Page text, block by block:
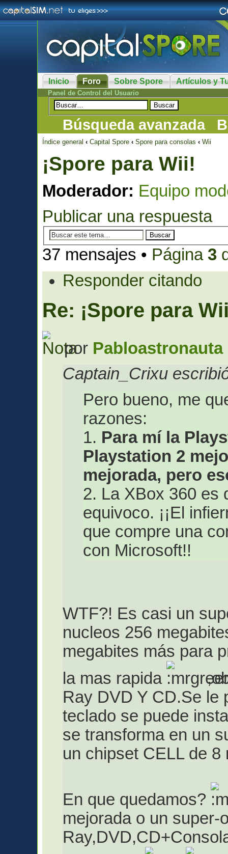
Inicio Foro Sobre Spore Artículos y
Panel de Control del Usuario
Búsqueda avanzada
Índice general ‹ Capital Spore ‹ Spore para consolas ‹ Wii
¡Spore para Wii!
Moderador: Equipo
Publicar una respuesta
37 mensajes • Página3
Responder citando
Re: ¡Spore para
por Pabloastronauta
Captain_Crixu
Pero bueno, me
razones:
1. Para mí la
Playstation 2
mejorada, pero
2. La XBox 360 es
equivoco. ¡¡El
que compre una
con Microsoft!!
WTF?! Es casi un
nucleos 256
megabites más para
la mas rapida
Ray DVD Y CD.Se le
teclado se puede
se transforma en un
un chipset CELL de
En que quedamos?
mejorada o un super-